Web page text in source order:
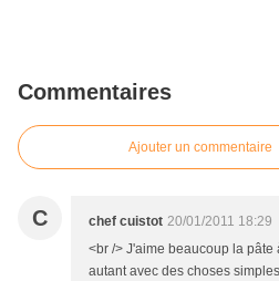
Commentaires
Ajouter un commentaire
C chef cuistot 20/01/2011 18:29
<br /> J'aime beaucoup la pâte
autant avec des choses